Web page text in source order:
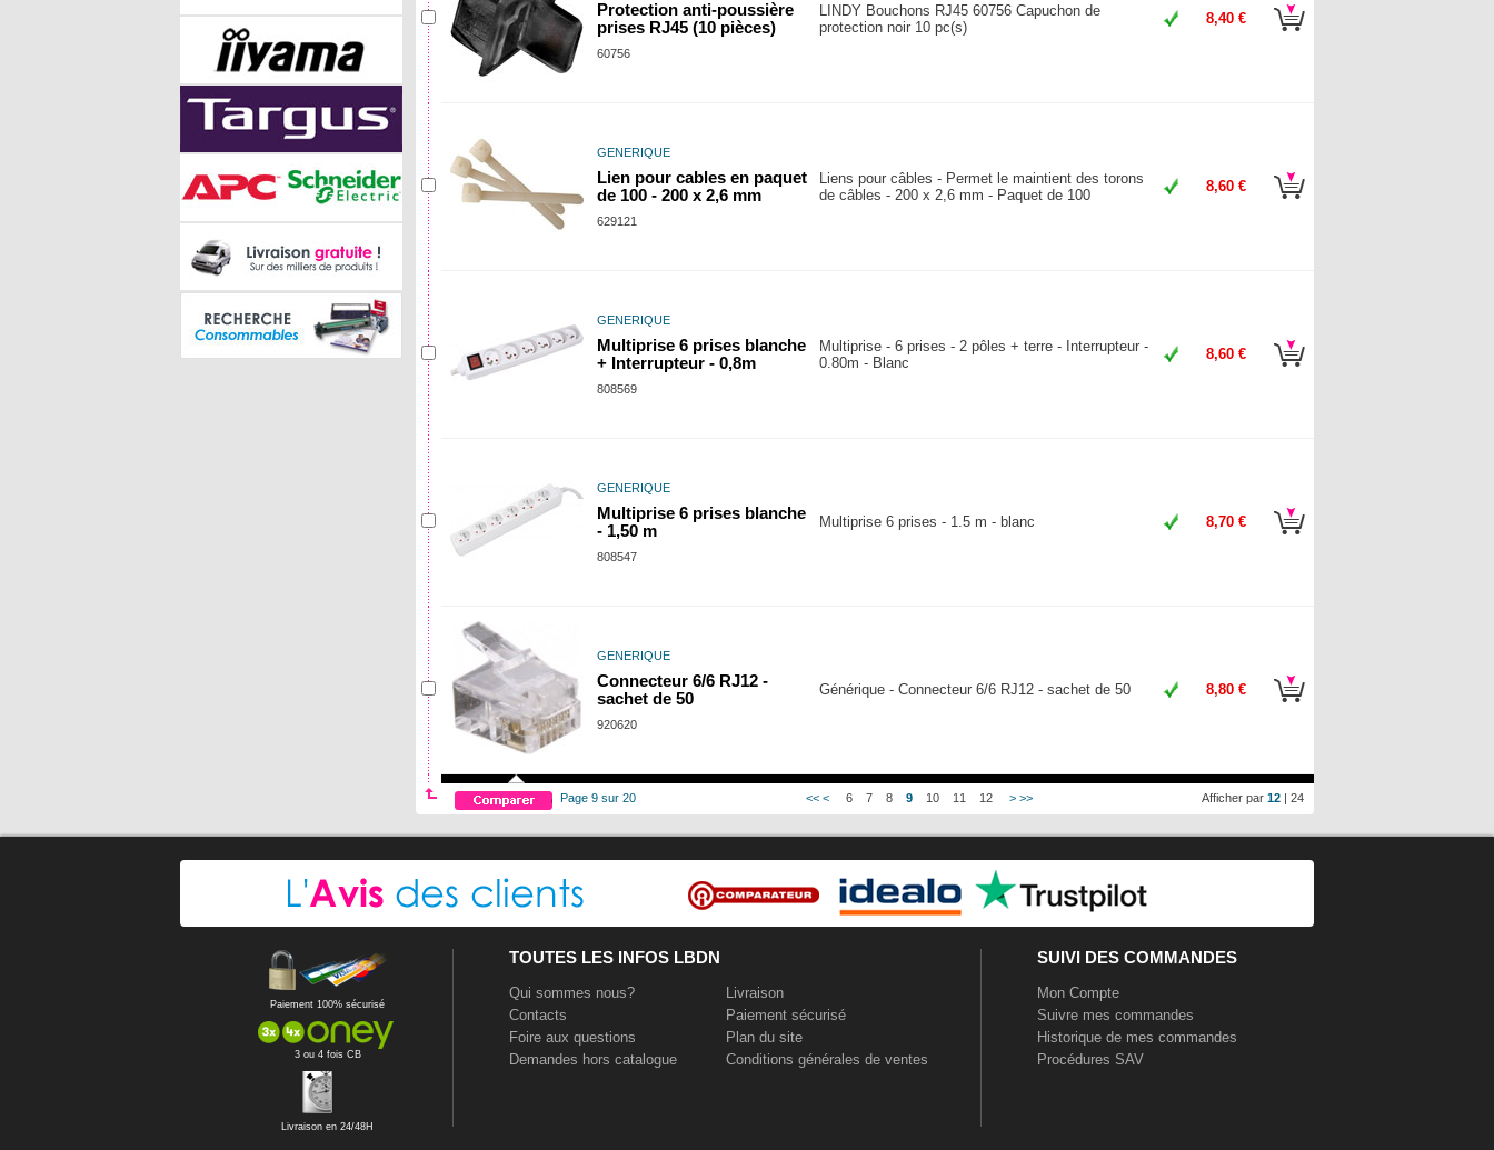
Protection anti-poussière
prises RJ45 (10 pièces)
60756
LINDY Bouchons RJ45 60756 Capuchon de
protection noir 10 pc(s)
8,40 €
GENERIQUE
Lien pour cables en paquet
de 100 - 200 x 2,6 mm
629121
Liens pour câbles - Permet le maintient des torons
de câbles - 200 x 2,6 mm - Paquet de 100
8,60 €
GENERIQUE
Multiprise 6 prises blanche
+ Interrupteur - 0,8m
808569
Multiprise - 6 prises - 2 pôles + terre - Interrupteur -
0.80m - Blanc
8,60 €
GENERIQUE
Multiprise 6 prises blanche
- 1,50 m
808547
Multiprise 6 prises - 1.5 m - blanc 8,70 €
GENERIQUE
Connecteur 6/6 RJ12 -
sachet de 50
920620
Générique - Connecteur 6/6 RJ12 - sachet de 50 8,80 €
Afficher par 12 | 24
Page 9 sur 20 << < 6 7 8 9 10 11 12 > >>
Paiement 100% sécurisé
3 ou 4 fois CB
Livraison en 24/48H
TOUTES LES INFOS LBDN
Qui sommes nous?
Contacts
Foire aux questions
Demandes hors catalogue
Livraison
Paiement sécurisé
Plan du site
Conditions générales de ventes
SUIVI DES COMMANDES
Mon Compte
Suivre mes commandes
Historique de mes commandes
Procédures SAV